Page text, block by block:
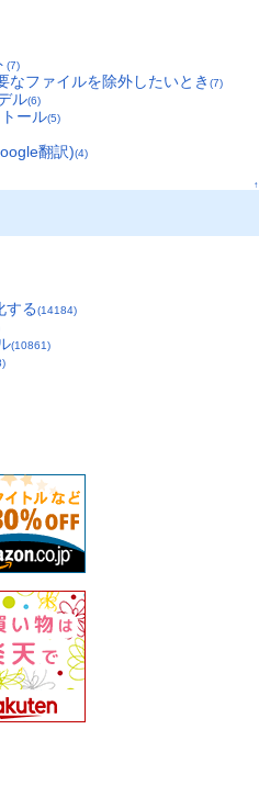
(7)
なファイルを除外したいとき (7)
ル(6)
ール(5)
翻訳)(4)
↑
する(14184)
(10861)